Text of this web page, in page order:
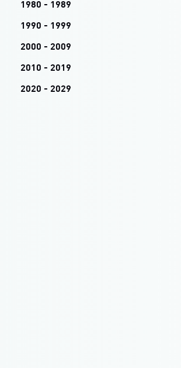
1980 - 1989
1990 - 1999
2000 - 2009
2010 - 2019
2020 - 2029